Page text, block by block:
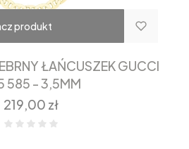
produkt
ŁAŃCUSZEK GUCCI
585 - 3,5MM
Cena
219,00 zł